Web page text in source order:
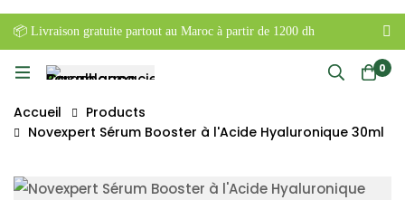
📦 Livraison gratuite partout au Maroc à partir de 1200 dh
0
Accueil
Products
Novexpert Sérum Booster à l'Acide Hyaluronique 30ml